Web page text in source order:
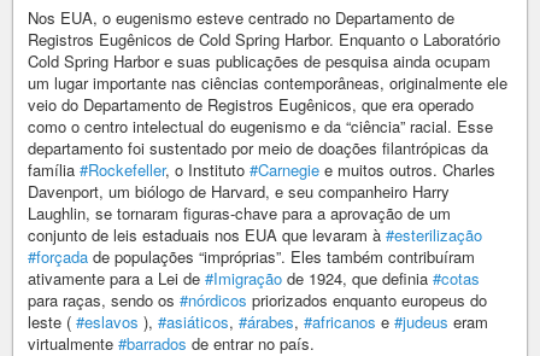
Nos EUA, o eugenismo esteve centrado no Departamento de
Registros Eugênicos de Cold Spring Harbor. Enquanto o Laboratório
Cold Spring Harbor e suas publicações de pesquisa ainda ocupam
um lugar importante nas ciências contemporâneas, originalmente ele
veio do Departamento de Registros Eugênicos, que era operado
como o centro intelectual do eugenismo e da “ciência” racial. Esse
departamento foi sustentado por meio de doações filantrópicas da
família #Rockefeller, o Instituto #Carnegie e muitos outros. Charles
Davenport, um biólogo de Harvard, e seu companheiro Harry
Laughlin, se tornaram figuras-chave para a aprovação de um
conjunto de leis estaduais nos EUA que levaram à #esterilização
#forçada de populações “impróprias”. Eles também contribuíram
ativamente para a Lei de #Imigração de 1924, que definia #cotas
para raças, sendo os #nórdicos priorizados enquanto europeus do
leste ( #eslavos ), #asiáticos, #árabes, #africanos e #judeus eram
virtualmente #barrados de entrar no país.